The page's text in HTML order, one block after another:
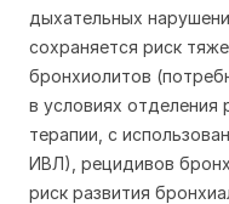
дыхательных
сохраняется риск
бронхиолитов
в условиях отделения
терапии, с
ИВЛ), рецидивов
риск развития